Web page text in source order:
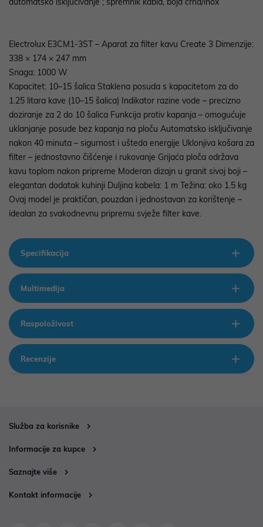
Electrolux E3CM1-3ST – Aparat za filter kavu Create 3 Dimenzije:
338 × 174 × 247 mm
Snaga: 1000 W
Kapacitet: 10–15 šalica Staklena posuda s kapacitetom za do
1.25 litara kave (10–15 šalica) Indikator razine vode – precizno
doziranje za 2 do 10 šalica Funkcija protiv kapanja – omogućuje
uklanjanje posude bez kapanja na ploču Automatsko isključivanje
nakon 40 minuta – sigurnost i ušteda energije Uklonjiva košara za
filter – jednostavno čišćenje i rukovanje Grijaća ploča održava
kavu toplom nakon pripreme Moderan dizajn u granit sivoj boji –
elegantan dodatak kuhinji Duljina kabela: 1 m Težina: oko 1.5 kg
Ovaj model je praktičan, pouzdan i jednostavan za korištenje –
idealan za svakodnevnu pripremu svježe filter kave.
Specifikacija
Multimedija
Raspoloživost
Recenzije
Služba za korisnike
Informacije za kupce
Saznajte više
Kontakt informacije